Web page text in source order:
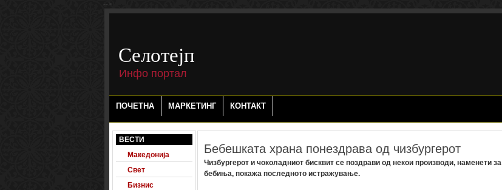
-->
Селотејп
Инфо портал
ПОЧЕТНА МАРКЕТИНГ КОНТАКТ
ВЕСТИ
Македонија
Свет
Бизнис
Бебешката храна понездрава од чизбургерот
Чизбургерот и чоколадниот бисквит се поздрави од некои производи, наменети за
бебиња, покажа последното истражување.